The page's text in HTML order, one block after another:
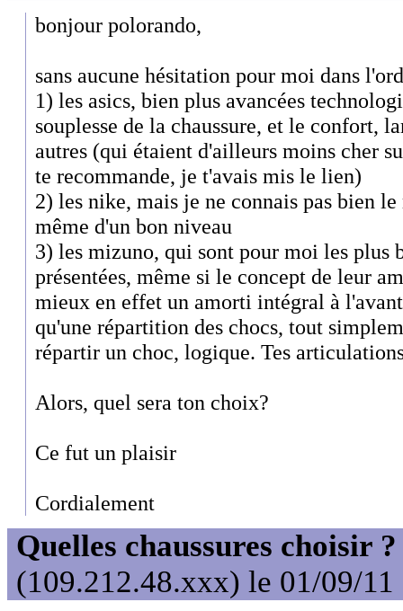
bonjour polorando,
sans aucune hésitation pour moi dans
1) les asics, bien plus avancées
souplesse de la chaussure, et le confort,
autres (qui étaient d'ailleurs moins cher
te recommande, je t'avais mis le lien)
2) les nike, mais je ne connais pas bien
même d'un bon niveau
3) les mizuno, qui sont pour moi les plus
présentées, même si le concept de leur
mieux en effet un amorti intégral à
qu'une répartition des chocs, tout
répartir un choc, logique. Tes
Alors, quel sera ton choix?
Ce fut un plaisir
Cordialement
Quelles chaussures choisir ?
(109.212.48.xxx) le 01/09/11